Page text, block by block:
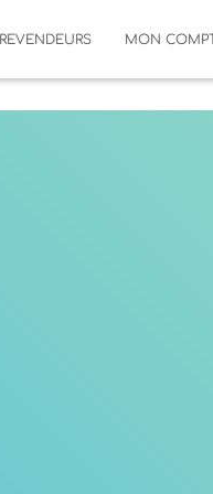
REVENDEURS MON